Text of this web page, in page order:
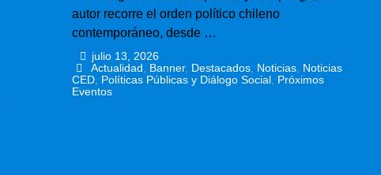
autor recorre el orden político chileno
contemporáneo, desde …
julio 13, 2026
Actualidad Banner, Destacados, Noticias, Noticias
CED Políticas Públicas y Diálogo Social Próximos
Eventos